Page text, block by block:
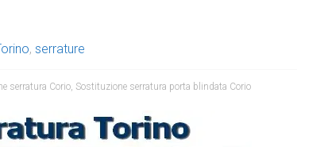
, serrature
serratura Corio, Sostituzione serratura porta blindata Corio